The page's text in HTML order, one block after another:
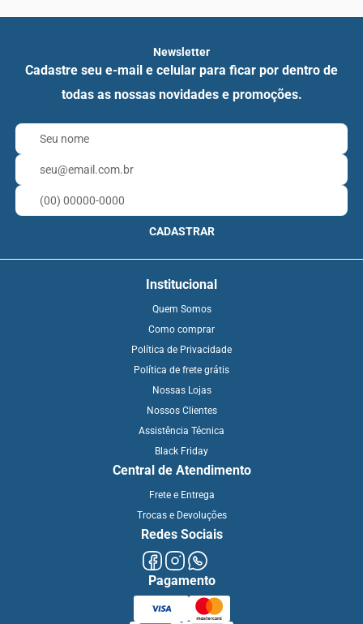
Newsletter
Cadastre seu e-mail e celular para ficar por dentro de
todas as nossas novidades e promoções.
CADASTRAR
Institucional
Quem Somos
Como comprar
Política de Privacidade
Política de frete grátis
Nossas Lojas
Nossos Clientes
Assistência Técnica
Black Friday
Central de Atendimento
Frete e Entrega
Trocas e Devoluções
Redes Sociais
Pagamento